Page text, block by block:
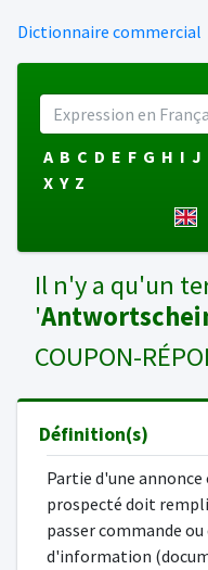
Dictionnaire commercial
A B C D E F G H I J
X Y Z
Il n'y a qu'un
'
COUPON-
Définition(s)
Partie d'une
prospecté doit
passer commande
d'information